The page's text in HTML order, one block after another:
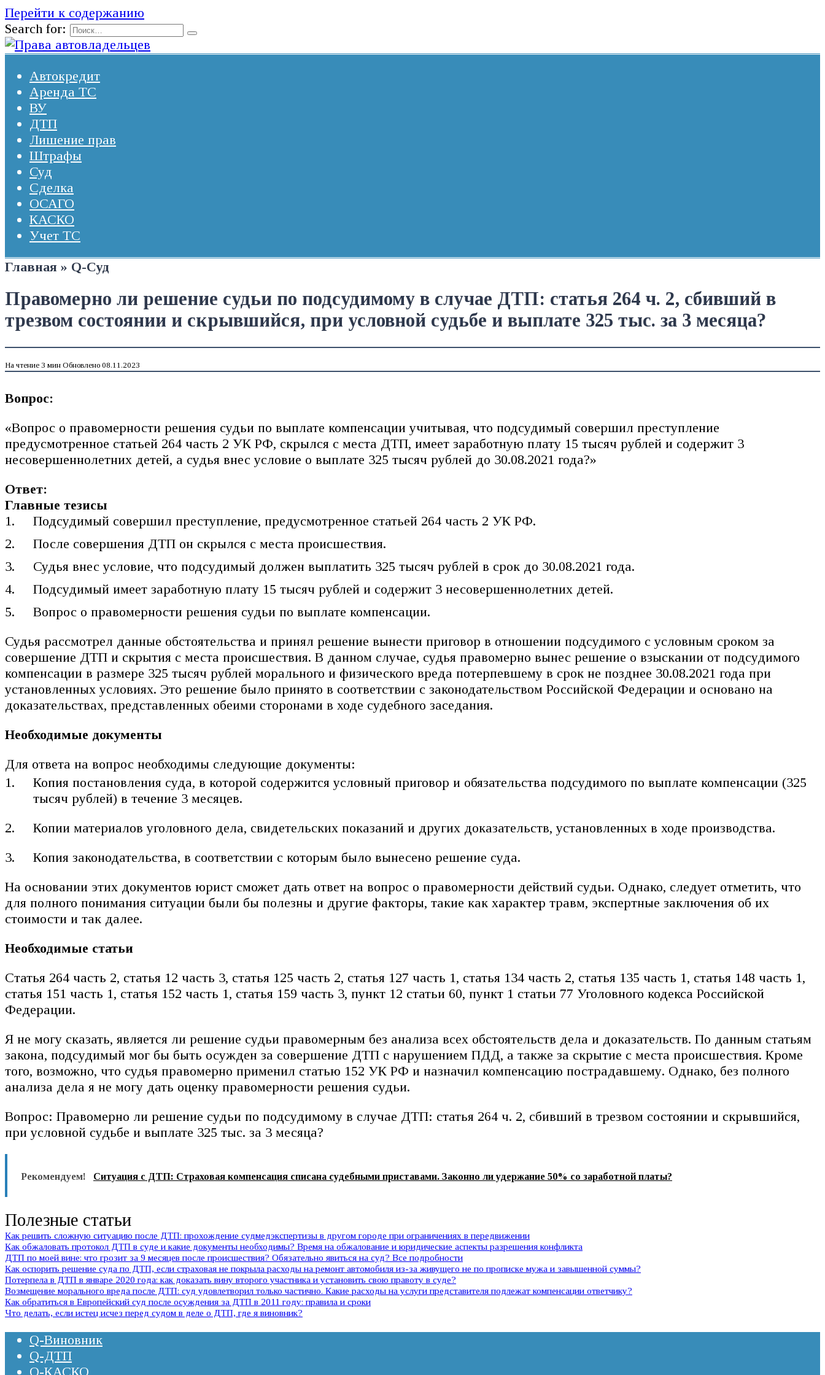
Перейти к содержанию
Search for:
Автокредит
Аренда ТС
ВУ
ДТП
Лишение прав
Штрафы
Суд
Сделка
ОСАГО
КАСКО
Учет ТС
Главная » Q-Суд
Правомерно ли решение судьи по подсудимому в случае ДТП: статья 264 ч. 2, сбивший в
трезвом состоянии и скрывшийся, при условной судьбе и выплате 325 тыс. за 3 месяца?
На чтение 3 мин Обновлено 08.11.2023
Вопрос:
«Вопрос о правомерности решения судьи по выплате компенсации учитывая, что подсудимый совершил преступление
предусмотренное статьей 264 часть 2 УК РФ, скрылся с места ДТП, имеет заработную плату 15 тысяч рублей и содержит 3
несовершеннолетних детей, а судья внес условие о выплате 325 тысяч рублей до 30.08.2021 года?»
Ответ:
Главные тезисы
Подсудимый совершил преступление, предусмотренное статьей 264 часть 2 УК РФ.
После совершения ДТП он скрылся с места происшествия.
Судья внес условие, что подсудимый должен выплатить 325 тысяч рублей в срок до 30.08.2021 года.
Подсудимый имеет заработную плату 15 тысяч рублей и содержит 3 несовершеннолетних детей.
Вопрос о правомерности решения судьи по выплате компенсации.
Судья рассмотрел данные обстоятельства и принял решение вынести приговор в отношении подсудимого с условным сроком за
совершение ДТП и скрытия с места происшествия. В данном случае, судья правомерно вынес решение о взыскании от подсудимого
компенсации в размере 325 тысяч рублей морального и физического вреда потерпевшему в срок не позднее 30.08.2021 года при
установленных условиях. Это решение было принято в соответствии с законодательством Российской Федерации и основано на
доказательствах, представленных обеими сторонами в ходе судебного заседания.
Необходимые документы
Для ответа на вопрос необходимы следующие документы:
Копия постановления суда, в которой содержится условный приговор и обязательства подсудимого по выплате компенсации (325
тысяч рублей) в течение 3 месяцев.
Копии материалов уголовного дела, свидетельских показаний и других доказательств, установленных в ходе производства.
Копия законодательства, в соответствии с которым было вынесено решение суда.
На основании этих документов юрист сможет дать ответ на вопрос о правомерности действий судьи. Однако, следует отметить, что
для полного понимания ситуации были бы полезны и другие факторы, такие как характер травм, экспертные заключения об их
стоимости и так далее.
Необходимые статьи
Статья 264 часть 2, статья 12 часть 3, статья 125 часть 2, статья 127 часть 1, статья 134 часть 2, статья 135 часть 1, статья 148 часть 1,
статья 151 часть 1, статья 152 часть 1, статья 159 часть 3, пункт 12 статьи 60, пункт 1 статьи 77 Уголовного кодекса Российской
Федерации.
Я не могу сказать, является ли решение судьи правомерным без анализа всех обстоятельств дела и доказательств. По данным статьям
закона, подсудимый мог бы быть осужден за совершение ДТП с нарушением ПДД, а также за скрытие с места происшествия. Кроме
того, возможно, что судья правомерно применил статью 152 УК РФ и назначил компенсацию пострадавшему. Однако, без полного
анализа дела я не могу дать оценку правомерности решения судьи.
Вопрос: Правомерно ли решение судьи по подсудимому в случае ДТП: статья 264 ч. 2, сбивший в трезвом состоянии и скрывшийся,
при условной судьбе и выплате 325 тыс. за 3 месяца?
Рекомендуем! Ситуация с ДТП: Страховая компенсация списана судебными приставами. Законно ли удержание 50% со заработной платы?
Полезные статьи
Как решить сложную ситуацию после ДТП: прохождение судмедэкспертизы в другом городе при ограничениях в передвижении
Как обжаловать протокол ДТП в суде и какие документы необходимы? Время на обжалование и юридические аспекты разрешения конфликта
ДТП по моей вине: что грозит за 9 месяцев после происшествия? Обязательно явиться на суд? Все подробности
Как оспорить решение суда по ДТП, если страховая не покрыла расходы на ремонт автомобиля из-за живущего не по прописке мужа и завышенной суммы?
Потерпела в ДТП в январе 2020 года: как доказать вину второго участника и установить свою правоту в суде?
Возмещение морального вреда после ДТП: суд удовлетворил только частично. Какие расходы на услуги представителя подлежат компенсации ответчику?
Как обратиться в Европейский суд после осуждения за ДТП в 2011 году: правила и сроки
Что делать, если истец исчез перед судом в деле о ДТП, где я виновник?
Q-Виновник
Q-ДТП
Q-КАСКО